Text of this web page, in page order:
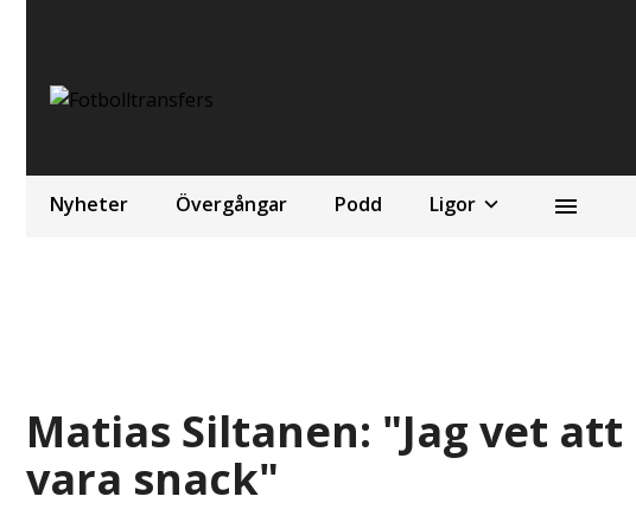
Nyheter Övergångar Podd Ligor
Matias Siltanen: "Jag vet
vara snack"